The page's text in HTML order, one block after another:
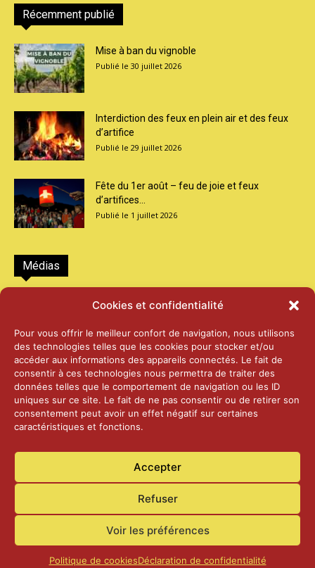
Cookies et confidentialité
Pour vous offrir le meilleur confort de navigation, nous utilisons
des technologies telles que les cookies pour stocker et/ou
accéder aux informations des appareils connectés. Le fait de
consentir à ces technologies nous permettra de traiter des
données telles que le comportement de navigation ou les ID
uniques sur ce site. Le fait de ne pas consentir ou de retirer son
consentement peut avoir un effet négatif sur certaines
caractéristiques et fonctions.
Accepter
Refuser
Voir les préférences
Politique de cookiesDéclaration de confidentialité
Récemment publié
Mise à ban du vignoble
30 juillet 2026
Interdiction des feux en plein air et des feux
d’artifice
29 juillet 2026
Fête du 1er août – feu de joie et feux
d’artifices...
1 juillet 2026
Médias
2026 – Laiterie d’Orsières et Abbaye de St-
25 juin 2026
2025 – Palais Fédéral – Berne
25 juin 2026
14 janvier 2025
Actualités Contact Confidentialité
© Commune de Laconnex2026